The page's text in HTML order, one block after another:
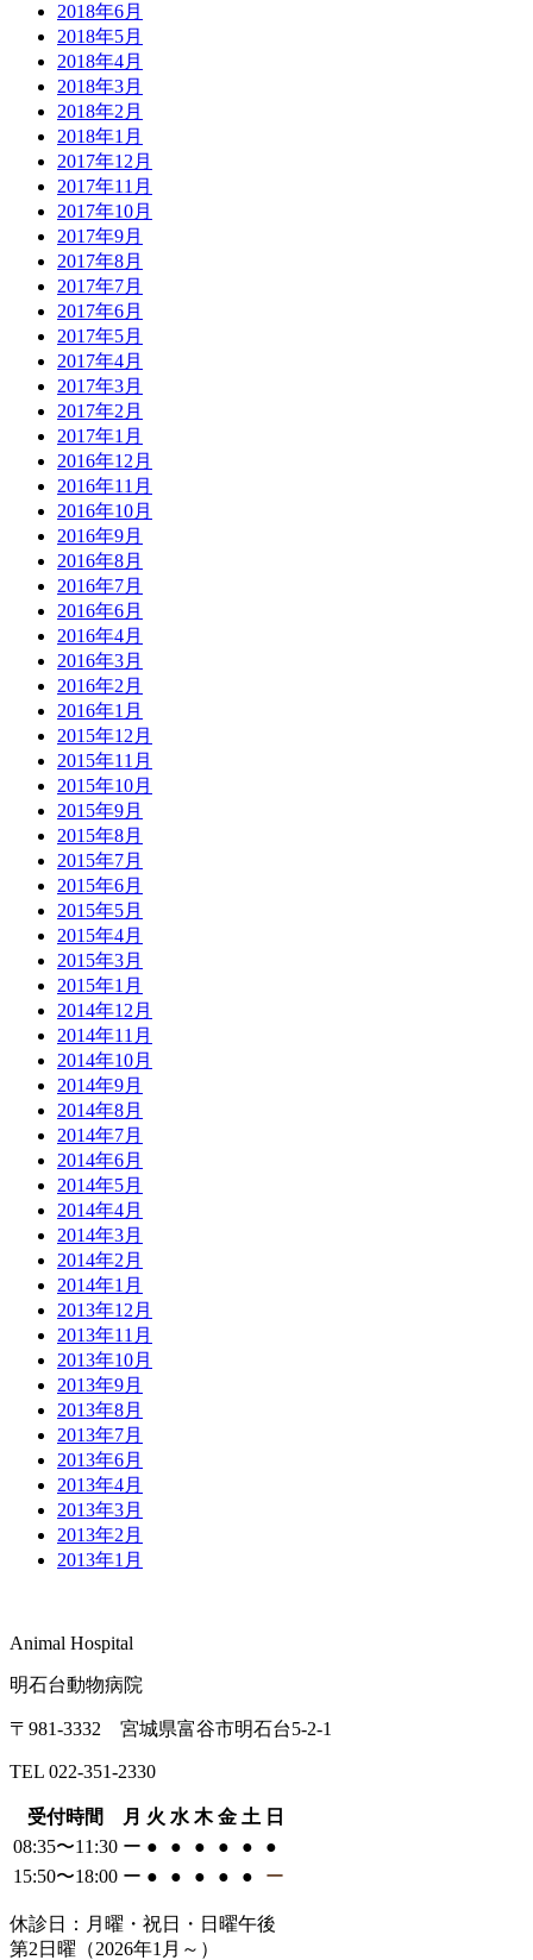
2018年6月
2018年5月
2018年4月
2018年3月
2018年2月
2018年1月
2017年12月
2017年11月
2017年10月
2017年9月
2017年8月
2017年7月
2017年6月
2017年5月
2017年4月
2017年3月
2017年2月
2017年1月
2016年12月
2016年11月
2016年10月
2016年9月
2016年8月
2016年7月
2016年6月
2016年4月
2016年3月
2016年2月
2016年1月
2015年12月
2015年11月
2015年10月
2015年9月
2015年8月
2015年7月
2015年6月
2015年5月
2015年4月
2015年3月
2015年1月
2014年12月
2014年11月
2014年10月
2014年9月
2014年8月
2014年7月
2014年6月
2014年5月
2014年4月
2014年3月
2014年2月
2014年1月
2013年12月
2013年11月
2013年10月
2013年9月
2013年8月
2013年7月
2013年6月
2013年4月
2013年3月
2013年2月
2013年1月
Animal Hospital
明石台動物病院
〒981-3332 宮城県富谷市明石台5-2-1
TEL 022-351-2330
受付時間 月 火 水 木 金 土 日
08:35〜11:30 ー ● ● ● ● ●
●
15:50〜18:00 ー ● ● ● ● ● ー
休診日：月曜・祝日・日曜午後
第2日曜（2026年1月～）